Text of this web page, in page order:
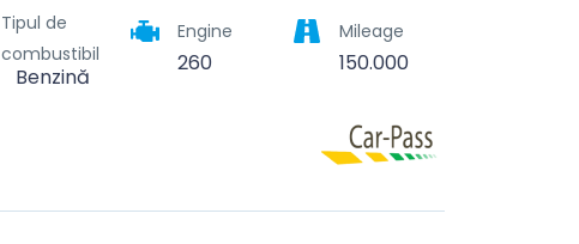
Tipul de
combustibil
Benzină
Engine
260
Mileage
150.000